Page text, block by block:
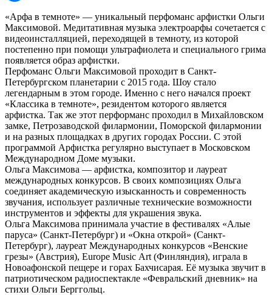
«Арфа в темноте» — уникальный перфоманс арфистки Ольги
Максимовой. Медитативная музыка электроарфы сочетается с
видеоинсталляцией, переходящей в темноту, из которой
постепенно при помощи ультрафиолета и специального грима
появляется образ арфистки.
Перфоманс Ольги Максимовой проходит в Санкт-
Петербургском планетарии с 2015 года. Шоу стало
легендарным в этом городе. Именно с него начался проект
«Классика в темноте», резидентом которого является
арфистка. Так же этот перформанс проходил в Михайловском
замке, Петрозаводской филармонии, Поморской филармонии
и на разных площадках в других городах России. С этой
программой Арфистка регулярно выступает в Московском
Международном Доме музыки.
Ольга Максимова — арфистка, композитор и лауреат
международных конкурсов. В своих композициях Ольга
соединяет академическую изысканность и современность
звучания, использует различные технические возможности
инструментов и эффекты для украшения звука.
Ольга Максимова принимала участие в фестивалях «Алые
паруса» (Санкт-Петербург) и «Окна открой» (Санкт-
Петербург), лауреат Международных конкурсов «Венские
грезы» (Австрия), Europe Musiс Art (Финляндия), играла в
Новоафонской пещере и горах Бахчисарая. Её музыка звучит в
патриотическом радиоспектакле «Февральский дневник» на
стихи Ольги Берггольц.